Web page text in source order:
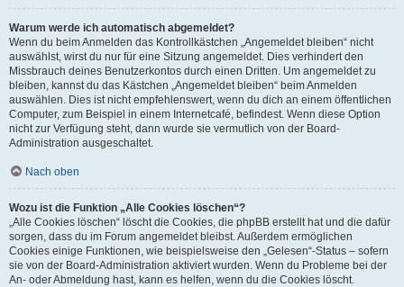
Warum werde ich automatisch abgemeldet?
Wenn du beim Anmelden das Kontrollkästchen „Angemeldet bleiben“ nicht
auswählst, wirst du nur für eine Sitzung angemeldet. Dies verhindert den
Missbrauch deines Benutzerkontos durch einen Dritten. Um angemeldet zu
bleiben, kannst du das Kästchen „Angemeldet bleiben“ beim Anmelden
auswählen. Dies ist nicht empfehlenswert, wenn du dich an einem öffentlichen
Computer, zum Beispiel in einem Internetcafé, befindest. Wenn diese Option
nicht zur Verfügung steht, dann wurde sie vermutlich von der Board-
Administration ausgeschaltet.
Nach oben
Wozu ist die Funktion „Alle Cookies löschen“?
„Alle Cookies löschen“ löscht die Cookies, die phpBB erstellt hat und die dafür
sorgen, dass du im Forum angemeldet bleibst. Außerdem ermöglichen
Cookies einige Funktionen, wie beispielsweise den „Gelesen“-Status – sofern
sie von der Board-Administration aktiviert wurden. Wenn du Probleme bei der
An- oder Abmeldung hast, kann es helfen, wenn du die Cookies löscht.